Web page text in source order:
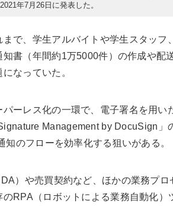
年7月26日に発表した。
で、学生アルバイトや学生スタッフ
書（年間約1万5000件）の作成や配
なっていた。
ーレス化の一環で、電子署名を用い
Management by DocuSign」
知のフローを効率化する狙いがある。
）や売買契約など、ほかの業務プロ
のRPA（ロボットによる業務自動化）